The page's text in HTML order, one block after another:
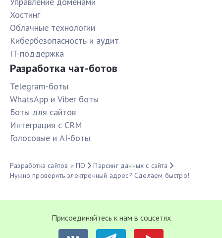
Хостинг
Облачные технологии
Кибербезопасность и аудит
IT-поддержка
Разработка чат-ботов
Telegram-боты
WhatsApp и Viber боты
Боты для сайтов
Интеграция с CRM
Голосовые и AI-боты
Разработка сайтов и ПО
Парсинг данных с сайта
Нужно проверить электронный адрес? Сделаем быстро!
Присоединяйтесь к нам в соцсетях